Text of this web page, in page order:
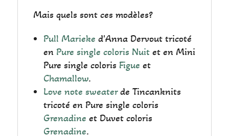
Mais quels sont ces modèles?
Pull Marieke d'Anna Dervout tricoté
en Pure single coloris Nuitet en Mini
Pure single coloris Figue et
Chamallow.
Love note sweaterde Tincanknits
tricoté en Pure single coloris
Grenadine et Duvet coloris
Grenadine.